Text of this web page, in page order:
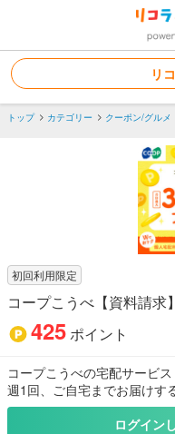
リ
トップ カテゴリー クーポン/グルメ
初回利用限定
コープこうべ【資料請求】
425ポイント
コープこうべの宅配サービ
週1回、ご自宅までお届けす
重たい荷物も玄関先まで届
し、安心・便利なくらしを
ログイン